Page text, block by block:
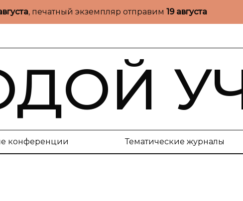
, печатный экземпляр отправим 19 августа
конференции Тематические журналы